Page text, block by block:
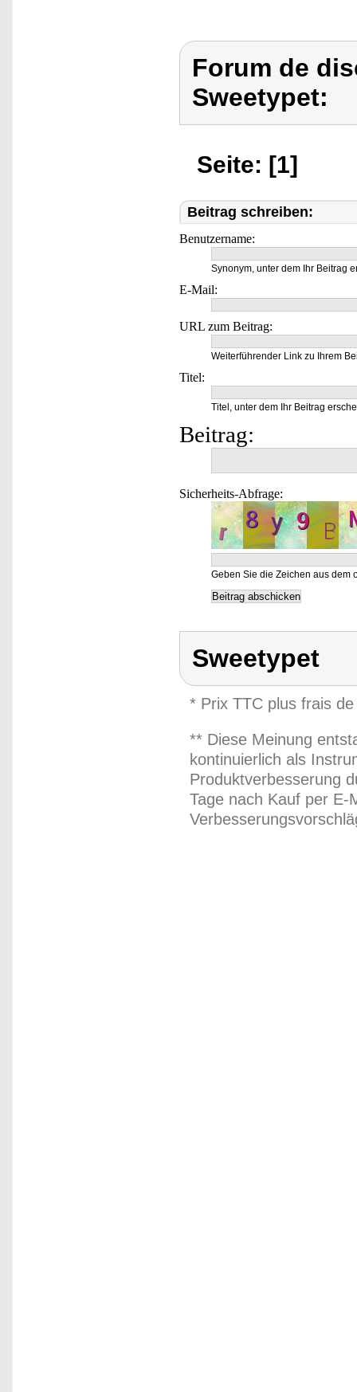
Forum de
Sweetypet:
Seite: [1]
Beitrag schreiben:
Benutzername:
Synonym, unter dem Ihr Beitrag
E-Mail:
URL zum Beitrag:
Weiterführender Link zu Ihrem
Titel:
Titel, unter dem Ihr Beitrag
Beitrag:
Sicherheits-Abfrage:
Geben Sie die Zeichen aus dem
Sweetypet
* Prix TTC plus frais
** Diese Meinung
kontinuierlich als
Produktverbesserung
Tage nach Kauf per E-